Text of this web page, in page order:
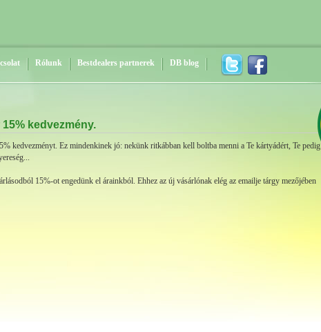
Rólunk Bestdealers partnerek DB blog
kedvezmény.
kedvezményt. Ez mindenkinek jó: nekünk ritkábban kell boltba menni a Te kártyádért, Te pedig
15%-ot engedünk el árainkból. Ehhez az új vásárlónak elég az emailje tárgy mezőjében